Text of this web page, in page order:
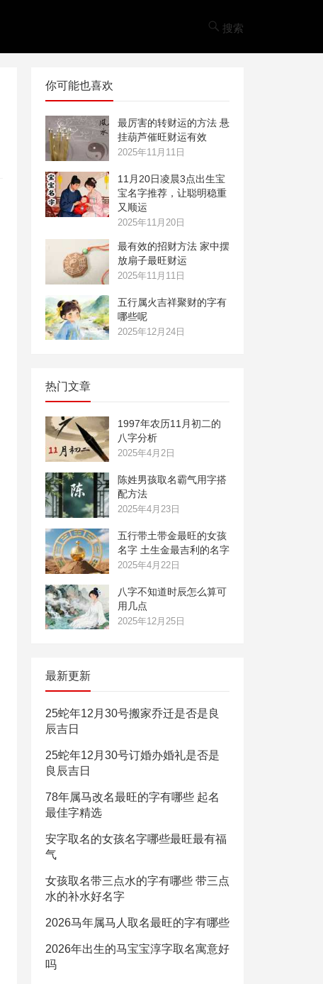
搜索
你可能也喜欢
最厉害的转财运的方法 悬
挂葫芦催旺财运有效
2025年11月11日
11月20日凌晨3点出生宝
宝名字推荐，让聪明稳重
又顺运
2025年11月20日
最有效的招财方法 家中摆
放扇子最旺财运
2025年11月11日
五行属火吉祥聚财的字有
哪些呢
2025年12月24日
热门文章
1997年农历11月初二的
八字分析
2025年4月2日
陈姓男孩取名霸气用字搭
配方法
2025年4月23日
五行带土带金最旺的女孩
名字 土生金最吉利的名字
2025年4月22日
八字不知道时辰怎么算可
用几点
2025年12月25日
最新更新
25蛇年12月30号搬家乔迁是否是良
辰吉日
25蛇年12月30号订婚办婚礼是否是
良辰吉日
78年属马改名最旺的字有哪些 起名
最佳字精选
安字取名的女孩名字哪些最旺最有福
气
女孩取名带三点水的字有哪些 带三点
水的补水好名字
2026马年属马人取名最旺的字有哪些
2026年出生的马宝宝淳字取名寓意好
吗